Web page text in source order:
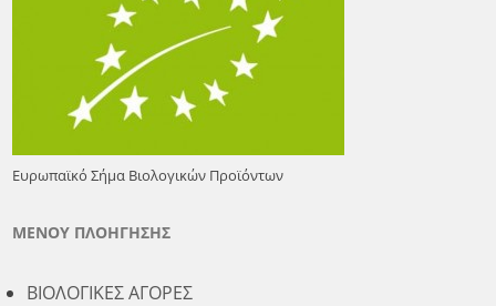
Ευρωπαϊκό Σήμα Βιολογικών Προϊόντων
ΜΕΝΟΥ ΠΛΟΗΓΗΣΗΣ
ΒΙΟΛΟΓΙΚΕΣ ΑΓΟΡΕΣ